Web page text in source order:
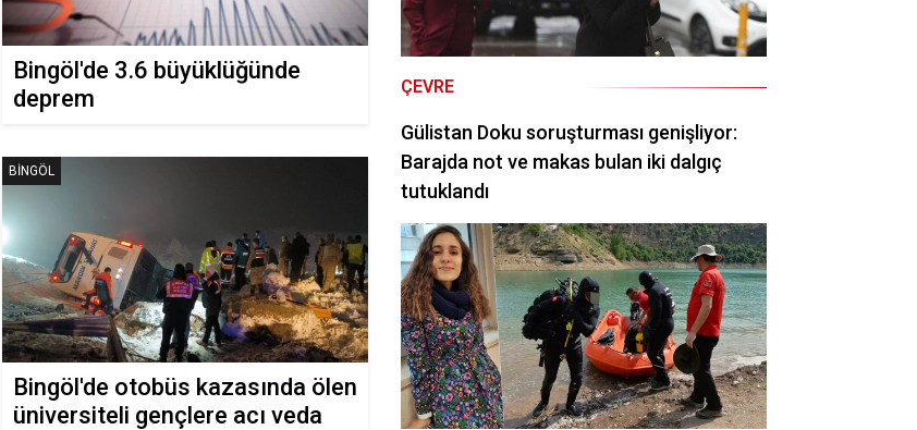
Bingöl'de 3.6 büyüklüğünde
deprem
Bingöl'de otobüs kazasında ölen
üniversiteli gençlere acı veda
BINGÖL
ÇEVRE
Gülistan Doku soruşturması genişliyor:
Barajda not ve makas bulan iki dalgıç
tutuklandı